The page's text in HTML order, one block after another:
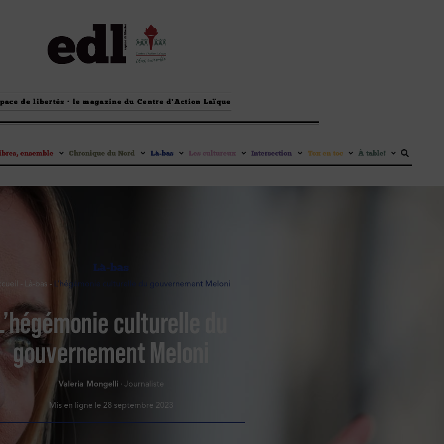
de libertés · le magazine du Centre d'Action Laïque
ensemble Chronique du Nord Là-bas Les cultureux Intersection Tox en toc À table !
Là-bas
- Là-bas - L’hégémonie culturelle du gouvernement Meloni
culturelle du
gouvernement Meloni
Valeria Mongelli · Journaliste
Mis en ligne le 28 septembre 2023